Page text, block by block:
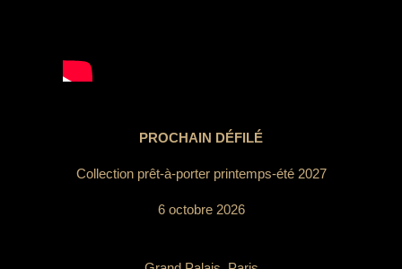
PROCHAIN DÉFILÉ
Collection prêt-à-porter printemps-été 2027
6 octobre 2026